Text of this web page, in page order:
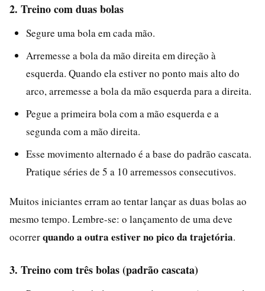
2. Treino com duas bolas
Segure uma bola em cada mão.
Arremesse a bola da mão direita em direção à
esquerda. Quando ela estiver no ponto mais alto do
arco, arremesse a bola da mão esquerda para a direita.
Pegue a primeira bola com a mão esquerda e a
segunda com a mão direita.
Esse movimento alternado é a base do padrão cascata.
Pratique séries de 5 a 10 arremessos consecutivos.
Muitos iniciantes erram ao tentar lançar as duas bolas ao
mesmo tempo. Lembre-se: o lançamento de uma deve
ocorrerquando a outra estiver no pico da trajetória.
3. Treino com três bolas (padrão cascata)